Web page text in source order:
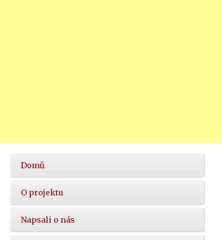
Hlavní
nabídka
Domů
O projektu
Napsali o nás